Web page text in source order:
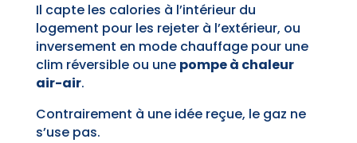
Il capte les calories à l’intérieur du
logement pour les rejeter à l’extérieur, ou
inversement en mode chauffage pour une
clim réversible ou une pompe à chaleur
air-air.
Contrairement à une idée reçue, le gaz ne
s’use pas.